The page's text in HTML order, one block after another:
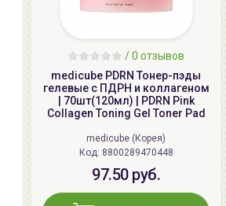
/0 отзывов
medicube PDRN Тонер-пэды
гелевые с ПДРН и коллагеном
| 70шт(120мл) | PDRN Pink
Collagen Toning Gel Toner Pad
medicube (Корея)
Код: 8800289470448
97.50 руб.